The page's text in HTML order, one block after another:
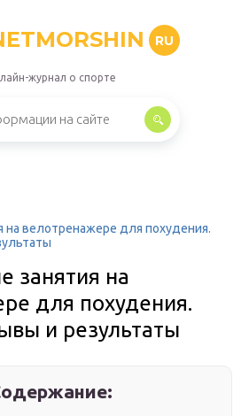
RU
журнал о спорте
велотренажере для похудения.
занятия на
для похудения.
и результаты